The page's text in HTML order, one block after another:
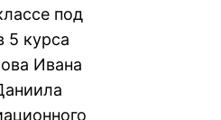
под
5 курса
Ивана